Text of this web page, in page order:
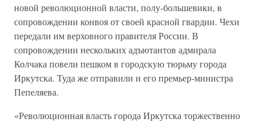
новой революционной власти, полу-большевики, в
сопровождении конвоя от своей красной гвардии. Чехи
передали им верховного правителя России. В
сопровождении нескольких адъютантов адмирала
Колчака повели пешком в городскую тюрьму города
Иркутска. Туда же отправили и его премьер-министра
Пепеляева.
«Революционная власть города Иркутска торжественно